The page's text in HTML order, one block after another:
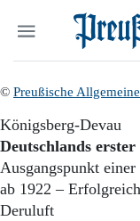
Suchen und
© Preußische
Königsberg-Devau
Deutschlands
Ausgangspunkt
ab 1922 –
Deruluft